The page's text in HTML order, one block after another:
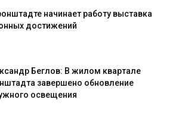
начинает работу выставка
достижений
Беглов: В жилом квартале
завершено обновление
освещения